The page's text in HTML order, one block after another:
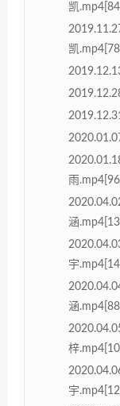
凯
凯
雨
涵
宇
涵
梓
宇